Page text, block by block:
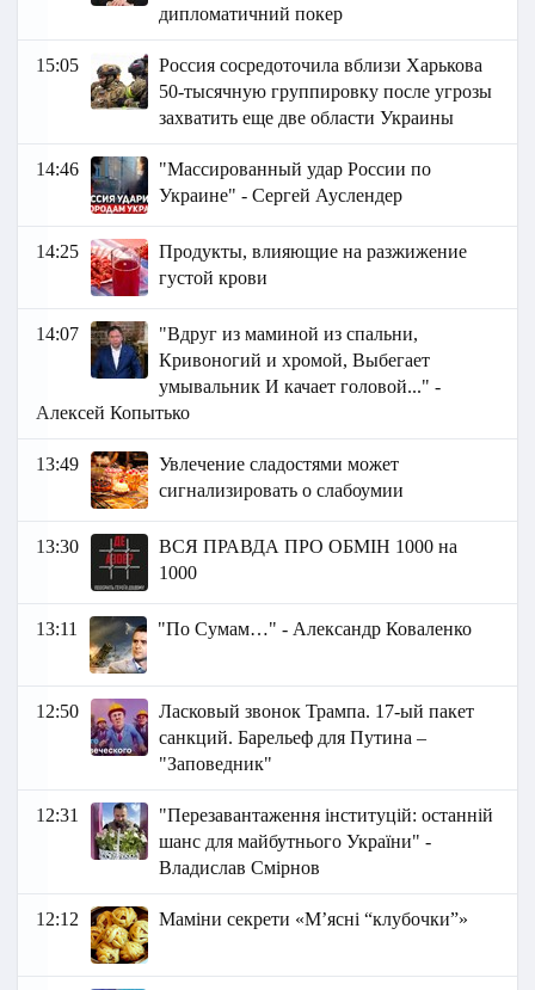
дипломатичний покер
15:05
Россия сосредоточила вблизи Харькова
50-тысячную группировку после угрозы
захватить еще две области Украины
14:46
"Массированный удар России по
Украине" - Сергей Ауслендер
14:25
Продукты, влияющие на разжижение
густой крови
14:07
"Вдруг из маминой из спальни,
Кривоногий и хромой, Выбегает
умывальник И качает головой..." -
Алексей Копытько
13:49
Увлечение сладостями может
сигнализировать о слабоумии
13:30
ВСЯ ПРАВДА ПРО ОБМІН 1000 на
1000
13:11 "По Сумам…" - Александр Коваленко
12:50
Ласковый звонок Трампа. 17-ый пакет
санкций. Барельеф для Путина –
"Заповедник"
12:31
"Перезавантаження інституцій: останній
шанс для майбутнього України" -
Владислав Смірнов
12:12 Маміни секрети «М’ясні “клубочки”»